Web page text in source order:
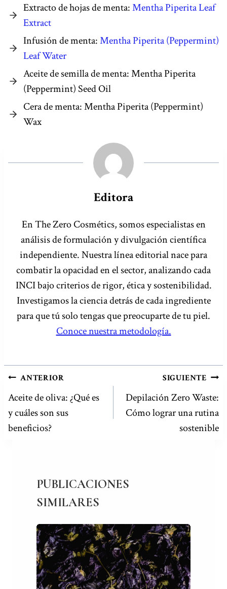
Extracto de hojas de menta:Mentha Piperita Leaf
Extract
Infusión de menta:Mentha Piperita (Peppermint)
Leaf Water
Aceite de semilla de menta: Mentha Piperita
(Peppermint) Seed Oil
Cera de menta: Mentha Piperita (Peppermint)
Wax
Editora
En The Zero Cosmétics, somos especialistas en
análisis de formulación y divulgación científica
independiente. Nuestra línea editorial nace para
combatir la opacidad en el sector, analizando cada
INCI bajo criterios de rigor, ética y sostenibilidad.
Investigamos la ciencia detrás de cada ingrediente
para que tú solo tengas que preocuparte de tu piel.
Conoce nuestra metodología.
NAVEGACIÓN
DE
ENTRADAS
ANTERIOR
Aceite de oliva: ¿Qué es
y cuáles son sus
beneficios?
SIGUIENTE
Depilación Zero Waste:
Cómo lograr una rutina
sostenible
PUBLICACIONES
SIMILARES